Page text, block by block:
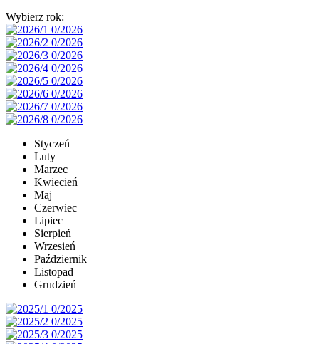
Wybierz rok:
Styczeń
Luty
Marzec
Kwiecień
Maj
Czerwiec
Lipiec
Sierpień
Wrzesień
Październik
Listopad
Grudzień